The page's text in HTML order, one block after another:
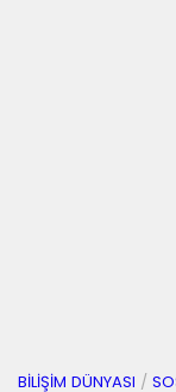
BILIŞIM DÜNYASI /